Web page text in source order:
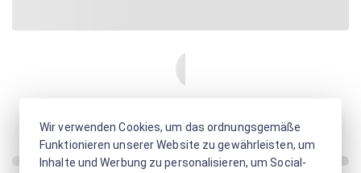
Wir verwenden Cookies, um das ordnungsgemäße
Funktionieren unserer Website zu gewährleisten, um
Inhalte und Werbung zu personalisieren, um Social-